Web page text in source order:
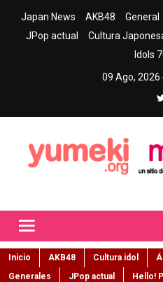
Japan News AKB48 General
JPop actual
Cultura
Idols
09 Ago, 2026
Inicio AKB48 Cultura idol
Generales
JPop actual Hello!